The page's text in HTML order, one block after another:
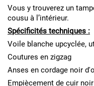
Vous y trouverez un
cousu à l’intérieur.
Spécificités techniques :
Voile blanche upcyclée,
Coutures en zigzag
Anses en cordage noir
Empiècement de cuir